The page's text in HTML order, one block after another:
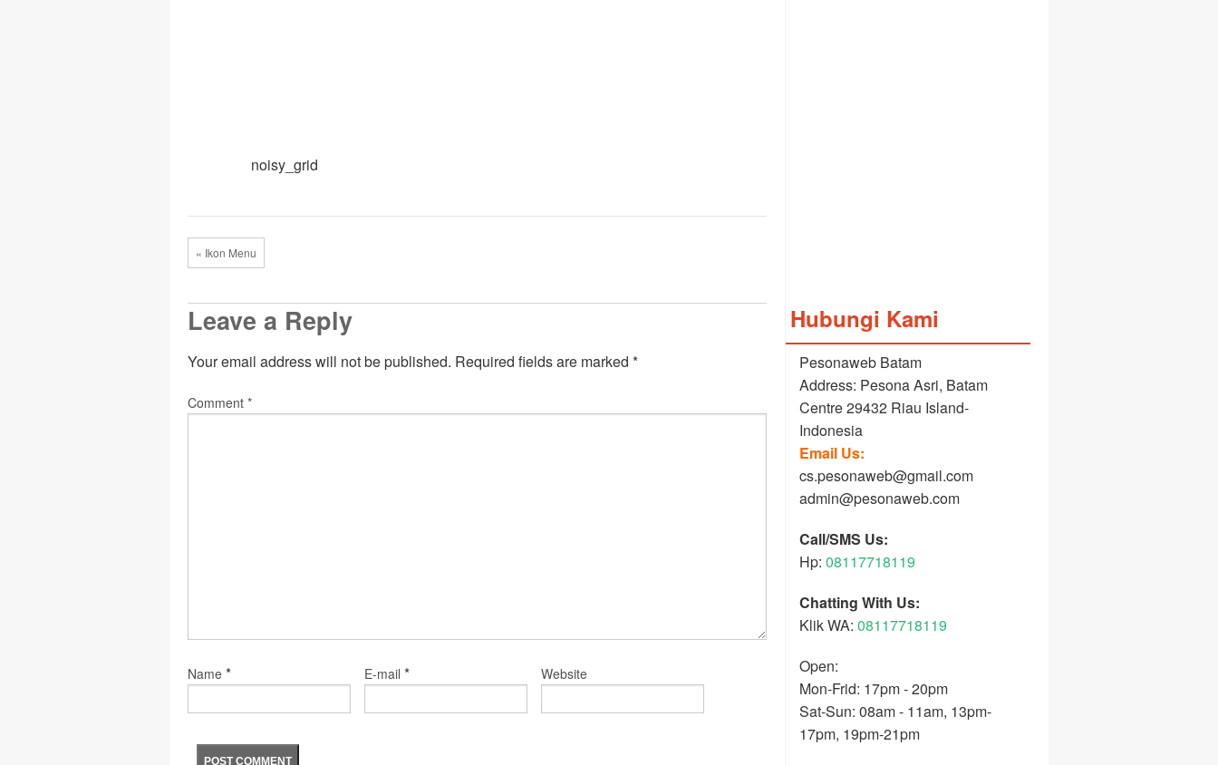
noisy_grid
« Ikon Menu
Leave a Reply
Your email address will not be published. Required fields are marked *
Comment *
Name * E-mail * Website
Hubungi Kami
Pesonaweb Batam
Address: Pesona Asri, Batam
Centre 29432 Riau Island-
Indonesia
Email Us:
cs.pesonaweb@gmail.com
admin@pesonaweb.com
Call/SMS Us:
Hp: 08117718119
Chatting With Us:
Klik WA: 08117718119
Open:
Mon-Frid: 17pm - 20pm
Sat-Sun: 08am - 11am, 13pm-
17pm, 19pm-21pm